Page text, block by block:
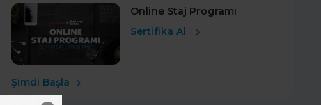
Online Staj Programı
Sertifika Al
Şimdi Başla